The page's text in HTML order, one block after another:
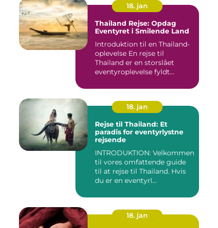
18. jan
Thailand Rejse: Opdag
Eventyret i Smilende Land
Introduktion til en Thailand-
oplevelse En rejse til
Thailand er en storslået
eventyroplevelse fyldt...
18. jan
Rejse til Thailand: Et
paradis for eventyrlystne
rejsende
INTRODUKTION: Velkommen
til vores omfattende guide
til at rejse til Thailand. Hvis
du er en eventyrl...
18. jan